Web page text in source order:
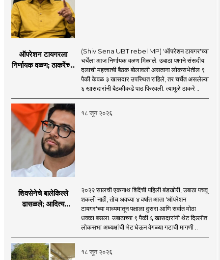
ऑपरेशन टायगरला
निर्णायक वळण; ठाकरेंच्या
विलीन होण्याचा प्रस्ताव?
(Shiv Sena UBT rebel MP) 'ऑपरेशन टायगर'च्या
चर्चेला आज निर्णायक वळण मिळाले. उबाठा पक्षाने संसदीय
दलाची महत्त्वाची बैठक बोलावली असताना लोकसभेतील ९
पैकी केवळ ३ खासदार उपस्थित राहिले, तर चर्चेत असलेल्या
६ खासदारांनी बैठकीकडे पाठ फिरवली. त्यामुळे ठाकरे ..
१८ जून २०२६
शिवसेनेचे बालेकिल्ले
ढासळले; आदित्य
नेमका कुठे चुकला?
२०२२ सालची एकनाथ शिंदेंची पहिली बंडखोरी, उबाठा पचवू
शकली नाही, तोच अवघ्या ४ वर्षांत आता 'ऑपरेशन
टायगर'च्या माध्यमातून पक्षाला दुसरा आणि सर्वात मोठा
धक्का बसला. उबाठाच्या ९ पैकी ६ खासदारांनी थेट दिल्लीत
लोकसभा अध्यक्षांची भेट घेऊन वेगळ्या गटाची मागणी ..
१८ जून २०२६